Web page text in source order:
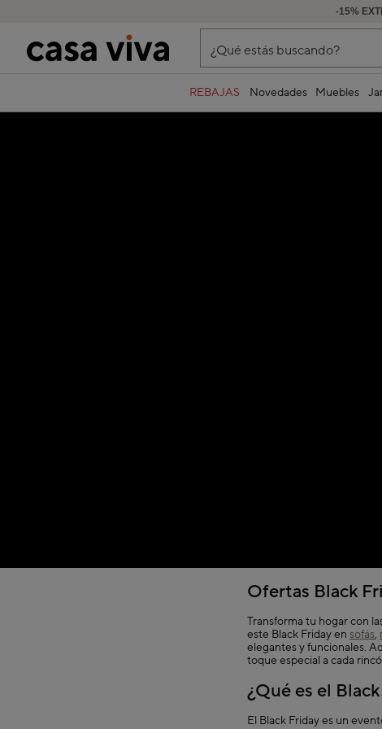
-15%
¿Qué estás buscando?
REBAJAS Novedades Muebles
Ofertas Black
Transforma tu hogar con
este Black Friday en sofás,
elegantes y funcionales.
toque especial a cada
¿Qué es el
El Black Friday es un